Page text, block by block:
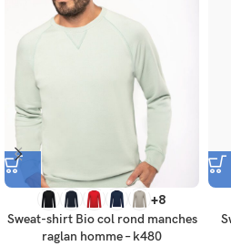
+8
Sweat-shirt Bio col rond manches
raglan homme – k480